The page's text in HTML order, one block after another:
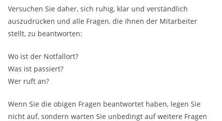
Versuchen Sie daher, sich ruhig, klar und verständlich
auszudrücken und alle Fragen, die Ihnen der Mitarbeiter
stellt, zu beantworten:
Wo ist der Notfallort?
Was ist passiert?
Wer ruft an?
Wenn Sie die obigen Fragen beantwortet haben, legen Sie
nicht auf, sondern warten Sie unbedingt auf weitere Fragen